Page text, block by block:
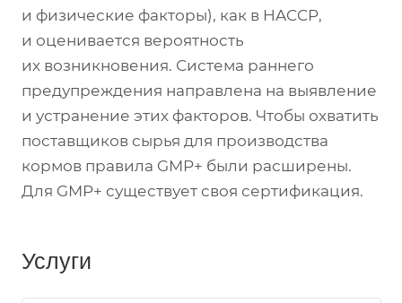
и физические факторы), как в HACCP,
и оценивается вероятность
их возникновения. Система раннего
предупреждения направлена на выявление
и устранение этих факторов. Чтобы охватить
поставщиков сырья для производства
кормов правила GMP+ были расширены.
Для GMP+ существует своя сертификация.
Услуги